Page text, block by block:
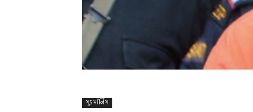
ગુડ મૉર્નિંગ